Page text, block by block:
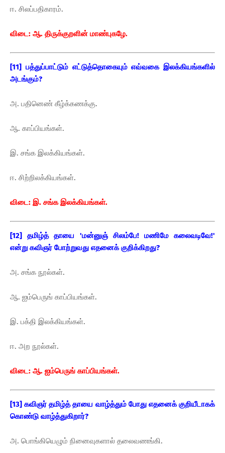
ஈ. சிலப்பதிகாரம்.
விடை: ஆ. திருக்குறளின் மாண்புகழே.
[11] பத்துப்பாட்டும் எட்டுத்தொகையும் எவ்வகை இலக்கியங்களில்
அடங்கும்?
அ. பதினெண் கீழ்க்கணக்கு.
ஆ. காப்பியங்கள்.
இ. சங்க இலக்கியங்கள்.
ஈ. சிற்றிலக்கியங்கள்.
விடை: இ. சங்க இலக்கியங்கள்.
[12] தமிழ்த் தாயை 'மன்னுஞ் சிலம்பே! மணிமே கலைவடிவே!'
என்று கவிஞர் போற்றுவது எதனைக் குறிக்கிறது?
அ. சங்க நூல்கள்.
ஆ. ஐம்பெருங் காப்பியங்கள்.
இ. பக்தி இலக்கியங்கள்.
ஈ. அற நூல்கள்.
விடை: ஆ. ஐம்பெருங் காப்பியங்கள்.
[13] கவிஞர் தமிழ்த் தாயை வாழ்த்தும் போது எதனைக் குறியீடாகக்
கொண்டு வாழ்த்துகிறார்?
அ. பொங்கியெழும் நினைவுகளால் தலைவணங்கி.